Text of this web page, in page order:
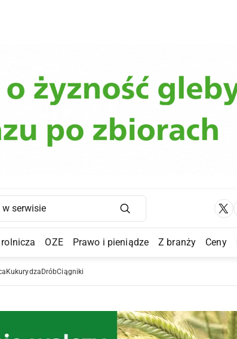
Main Navigation
OZE Prawo i pieniądze Z branży Ceny
Kukurydza DróbCiągniki